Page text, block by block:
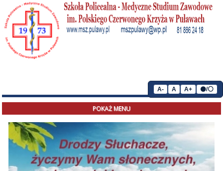
POKAŻ MENU
A- A A+ ⚫/⚪